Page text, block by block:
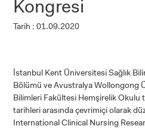
Kongresi
Tarih : 01.09.2020
İstanbul Kent Üniversitesi Sağlık
Bölümü ve Avustralya Wollongong
Bilimleri Fakültesi Hemşirelik Okulu
tarihleri arasında çevrimiçi olarak
International Clinical Nursing